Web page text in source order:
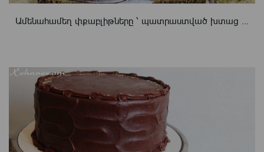
Ամենահամեղ փքաբլիթները ՝ պատրաստված խտաց ...